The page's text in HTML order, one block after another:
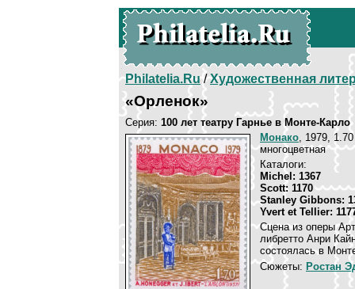
Philatelia.Ru/Художественная
«Орленок»
Серия: 100 лет театру Гарнье в Монте-Карло
Монако, 1979,
многоцветная
Каталоги:
Michel: 1367
Scott: 1170
Stanley Gibbons:
Yvert et Tellier:
Сцена из оперы
либретто Анри
состоялась в
Сюжеты: Ростан